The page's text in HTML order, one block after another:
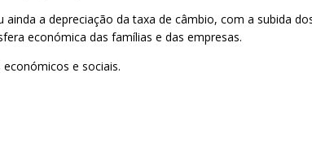
a depreciação da taxa de câmbio, com a subida
económica das famílias e das empresas.
e sociais.